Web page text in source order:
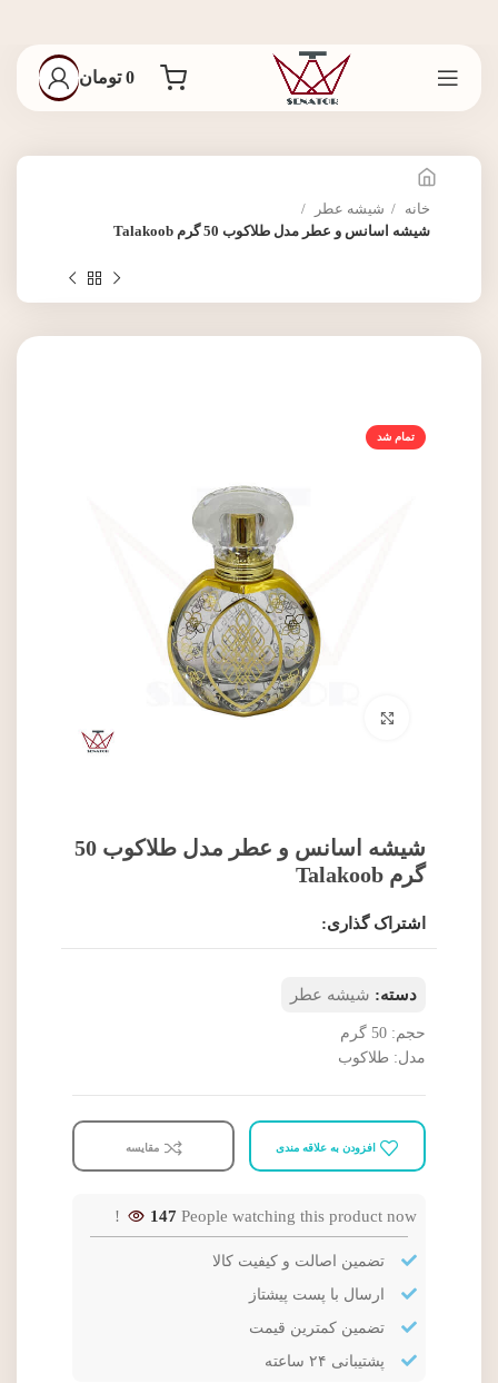
0 تومان
خانه
شیشه عطر
شیشه اسانس و عطر مدل طلاکوب 50 گرم Talakoob
تمام شد
برای بزرگنمایی کلیک کنید
شیشه اسانس و عطر مدل طلاکوب 50
گرم Talakoob
اشتراک گذاری:
دسته: شیشه عطر
حجم: 50 گرم
مدل: طلاکوب
افزودن به علاقه مندی مقایسه
147 People watching this product now!
تضمین اصالت و کیفیت کالا
ارسال با پست پیشتاز
تضمین کمترین قیمت
پشتیبانی ۲۴ ساعته